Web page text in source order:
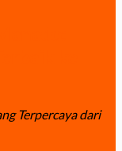
ke
Terpercaya dari